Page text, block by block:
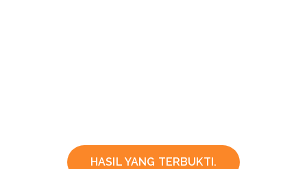
HASIL YANG TERBUKTI.